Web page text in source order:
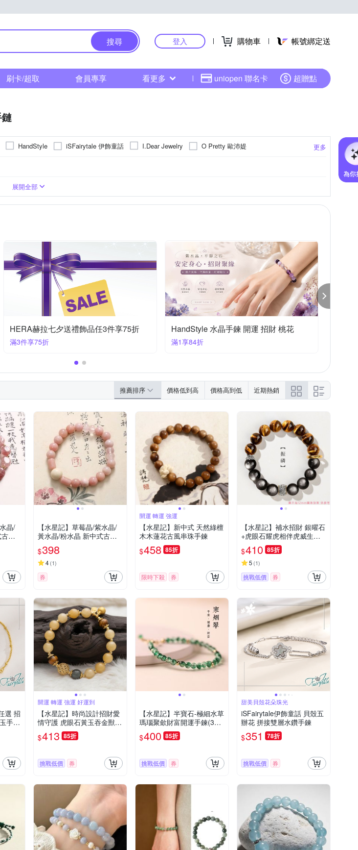
搜尋 登入 購物車 帳號綁定送
刷卡/超取 會員專享 看更多 uniopen 聯名卡 超贈點
更多
HandStyle iSFairytale 伊飾童話 I.Dear Jewelry
O Pretty 歐沛媞
(18吋) 胸針
展開全部
HERA赫拉七夕送禮飾品任3件享75折
滿3件享75折
HandStyle 水晶手鍊 開運 招財 桃花
滿1享84折
推薦排序 價格低到高 價格高到低 近期熱銷
晶/
風
【水星記】草莓晶/紫水晶/
黃水晶/粉水晶 新中式古風
串珠手鏈
$398
4(1)
券
開運 轉運 強運
【水星記】新中式 天然綠檀
木木蓮花古風串珠手鍊
$458 85折
限時下殺 券
【水星記】補水招財 銀曜石
+虎眼石耀虎相伴虎威生財
手鍊(41070)
$410 85折
5 (1)
挑戰低價 券
選 招
手鍊
開運 轉運 強運 好運到
【水星記】時尚設計招財愛
情守護 虎眼石黃玉吞金獸手
鍊(27040)
$413 85折
挑戰低價 券
【水星記】半寶石-極細水草
瑪瑙聚歛財富開運手鍊(360
35)
$400 85折
挑戰低價 券
甜美貝殼花朵珠光
iSFairytale伊飾童話 貝殼五
辦花 拼接雙層水鑽手鍊
$351 78折
挑戰低價 券